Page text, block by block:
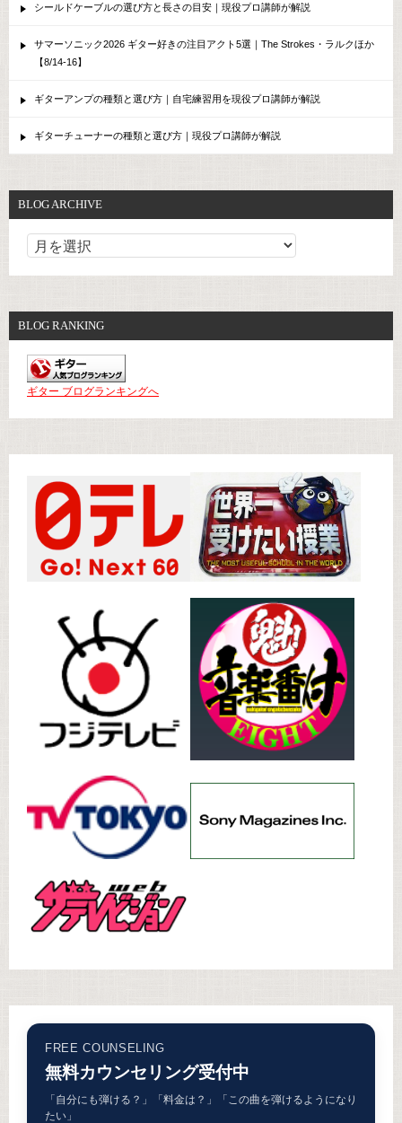
シールドケーブルの選び方と長さの目安｜現役プロ講師が解説
サマーソニック2026 ギター好きの注目アクト5選｜The Strokes・ラルクほか
【8/14-16】
ギターアンプの種類と選び方｜自宅練習用を現役プロ講師が解説
ギターチューナーの種類と選び方｜現役プロ講師が解説
BLOG ARCHIVE
BLOG RANKING
ギター ブログランキングへ
FREE COUNSELING
無料カウンセリング受付中
「自分にも弾ける？」「料金は？」「この曲を弾けるようになり
たい」